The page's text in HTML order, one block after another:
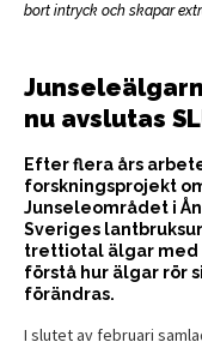
bort intryck och skapar
nu avslutas
Efter flera års
forskningsprojekt
Junseleområdet i
Sveriges
trettiotal älgar med
förstå hur älgar rör
förändras.
I slutet av februari